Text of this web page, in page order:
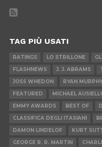
TAG PIÙ USATI
RATINGS LO STRILLONE
FLASHNEWS
J. J. ABRAMS
JOSS WHEDON
RYAN
FEATURED
MICHAEL
EMMY AWARDS
BEST OF
CLASSIFICA DEGLI ITASIANI
DAMON LINDELOF
KURT
GEORGE R. R. MARTIN